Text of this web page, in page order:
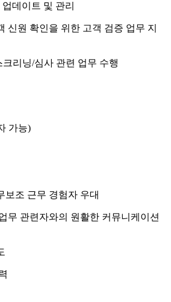
데이트 및 관리
신원 확인을 위한 고객 검증 업무 지
크리닝/심사 관련 업무 수행
가능)
보조 근무 경험자 우대
무 관련자와의 원활한 커뮤니케이션